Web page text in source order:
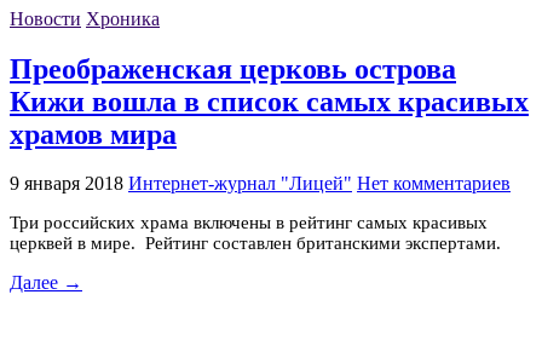
Новости Хроника
Преображенская церковь острова
Кижи вошла в список самых красивых
храмов мира
9 января 2018 Интернет-журнал "Лицей" Нет комментариев
Три российских храма включены в рейтинг самых красивых
церквей в мире. Рейтинг составлен британскими экспертами.
Далее →